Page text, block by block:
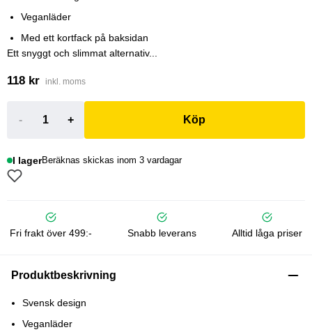
Veganläder
Med ett kortfack på baksidan
Ett snyggt och slimmat alternativ...
118 kr inkl. moms
- + Köp
I lagerBeräknas skickas inom 3 vardagar
Fri frakt över 499:- Snabb leverans Alltid låga priser
Produktbeskrivning
Svensk design
Veganläder